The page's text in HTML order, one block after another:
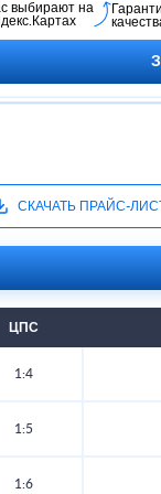
выбирают на
СКАЧАТЬ ПРАЙС-
ЦПС
1:4
1:5
1:6